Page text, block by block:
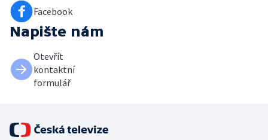
Facebook
Napište nám
Otevřít
kontaktní
formulář